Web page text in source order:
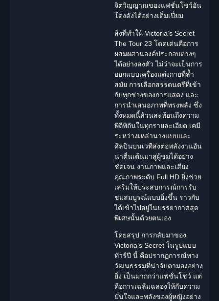
จิตวิญญาณของแฟชั่นโชว์อัน
โด่งดังได้อย่างเต็มเปี่ยม
สิ่งที่ทำให้ Victoria’s Secret
The Tour 23 โดดเด่นคือการ
ผสมผสานองค์ประกอบต่างๆ
ได้อย่างลงตัว ไม่ว่าจะเป็นการ
ออกแบบเครื่องแต่งกายที่ล้ำ
สมัย การเลือกสรรดนตรีที่เข้า
กับทุกช่วงของการแสดง และ
การนำเสนอภาพที่ทรงพลัง ซึ่ง
ทั้งหมดนี้ล้วนสะท้อนถึงความ
พิถีพิถันในทุกรายละเอียด เคมี
ระหว่างเหล่านางแบบและ
ศิลปินบนเวทีส่งต่อพลังงานอัน
น่าตื่นเต้นมาสู่ผู้ชมได้อย่าง
ชัดเจน งานภาพและเสียง
คุณภาพระดับ Full HD ยิ่งช่วย
เสริมให้ประสบการณ์การรับ
ชมสมบูรณ์แบบยิ่งขึ้น ราวกับ
ได้เข้าไปอยู่ในบรรยากาศสุด
พิเศษนั้นด้วยตนเอง
โดยสรุป การกลับมาของ
Victoria’s Secret ในรูปแบบ
ทัวร์ปี นี้ คือปรากฏการณ์ทาง
วัฒนธรรมที่น่าจับตามองอย่าง
ยิ่ง เป็นมากกว่าแฟชั่นโชว์ แต่
คือการเฉลิมฉลองให้กับความ
มั่นใจและพลังของผู้หญิงอย่าง